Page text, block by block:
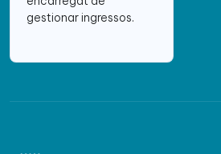
gestionar ingressos.